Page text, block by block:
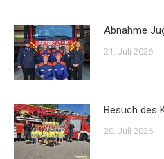
Abnahme
21. Juli 2026
Besuch des
20. Juli 2026